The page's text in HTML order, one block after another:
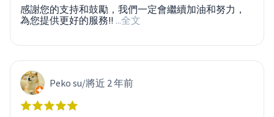
感謝您的支持和鼓勵，我們一定會繼續加油和努力，
為您提供更好的服務!! ...全文
Peko su/將近 2 年前